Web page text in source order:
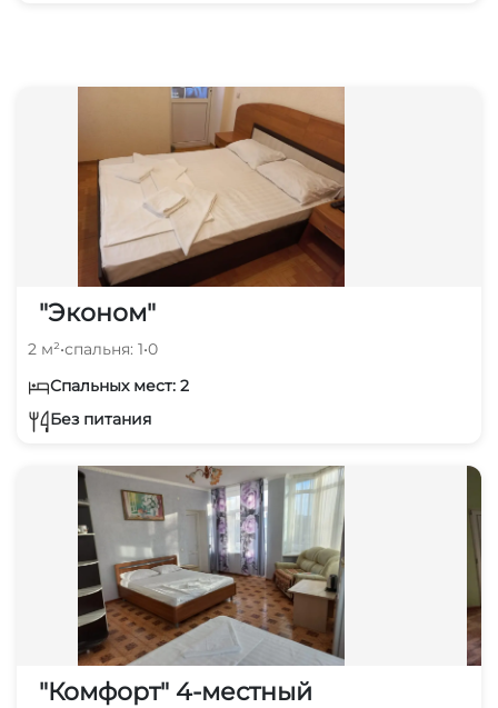
"Эконом"
2 м²•спальня: 1•0
Спальных мест: 2
Без питания
"Комфорт" 4-местный